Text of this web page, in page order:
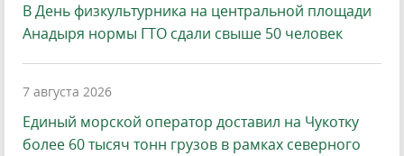
В День физкультурника на центральной площади
Анадыря нормы ГТО сдали свыше 50 человек
7 августа 2026
Единый морской оператор доставил на Чукотку
более 60 тысяч тонн грузов в рамках северного